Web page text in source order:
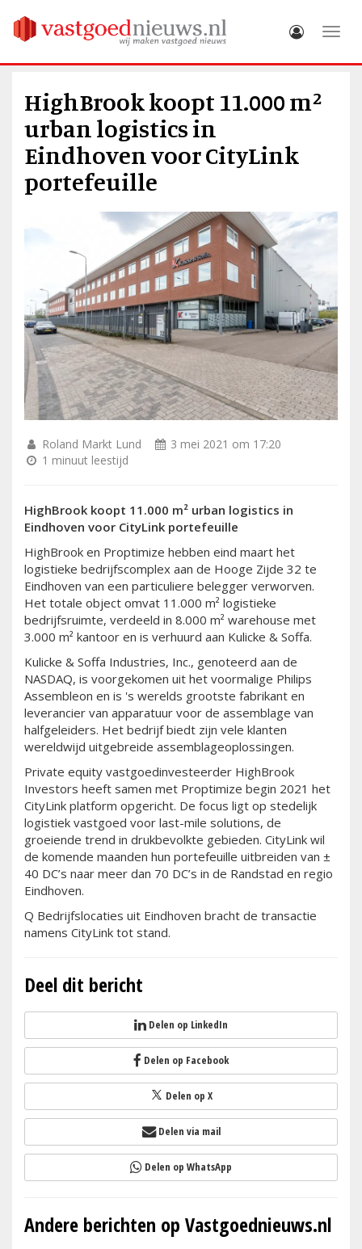
HighBrook koopt 11.000 m²
urban logistics in
Eindhoven voor CityLink
portefeuille
Roland Markt Lund
3 mei 2021 om 17:20
1 minuut leestijd
HighBrook koopt 11.000 m² urban logistics in
Eindhoven voor CityLink portefeuille
HighBrook en Proptimize hebben eind maart het
logistieke bedrijfscomplex aan de Hooge Zijde 32 te
Eindhoven van een particuliere belegger verworven.
Het totale object omvat 11.000 m² logistieke
bedrijfsruimte, verdeeld in 8.000 m² warehouse met
3.000 m² kantoor en is verhuurd aan Kulicke & Soffa.
Kulicke & Soffa Industries, Inc., genoteerd aan de
NASDAQ, is voorgekomen uit het voormalige Philips
Assembleon en is 's werelds grootste fabrikant en
leverancier van apparatuur voor de assemblage van
halfgeleiders. Het bedrijf biedt zijn vele klanten
wereldwijd uitgebreide assemblageoplossingen.
Private equity vastgoedinvesteerder HighBrook
Investors heeft samen met Proptimize begin 2021 het
CityLink platform opgericht. De focus ligt op stedelijk
logistiek vastgoed voor last-mile solutions, de
groeiende trend in drukbevolkte gebieden. CityLink wil
de komende maanden hun portefeuille uitbreiden van ±
40 DC’s naar meer dan 70 DC’s in de Randstad en regio
Eindhoven.
Q Bedrijfslocaties uit Eindhoven bracht de transactie
namens CityLink tot stand.
Deel dit bericht
Delen op LinkedIn
Delen op Facebook
Delen op X
Delen via mail
Delen op WhatsApp
Andere berichten op Vastgoednieuws.nl